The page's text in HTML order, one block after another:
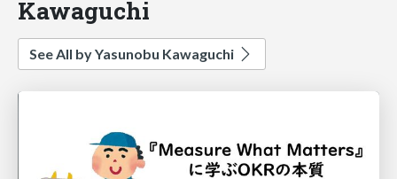
Kawaguchi
See All by Yasunobu Kawaguchi